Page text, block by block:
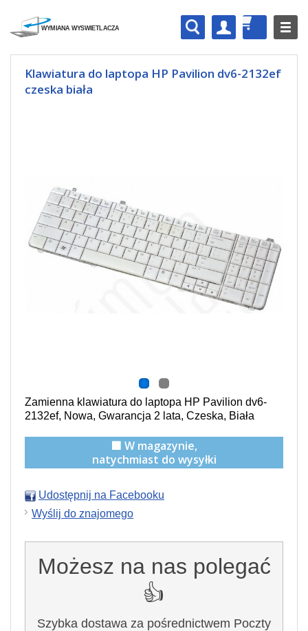
Klawiatura do laptopa HP Pavilion dv6-2132ef
czeska biała
Zamienna klawiatura do laptopa HP Pavilion dv6-
2132ef, Nowa, Gwarancja 2 lata, Czeska, Biała
🟩 W magazynie,
natychmiast do wysyłki
Udostępnij na Facebooku
Wyślij do znajomego
Możesz na nas polegać
👍
Szybka dostawa za pośrednictwem Poczty